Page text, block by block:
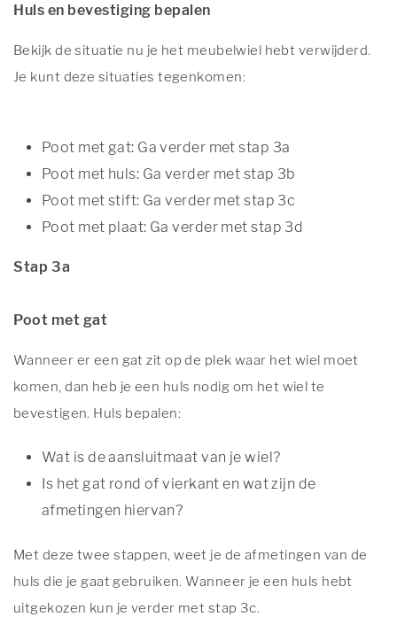
Huls en bevestiging bepalen
Bekijk de situatie nu je het meubelwiel hebt verwijderd.
Je kunt deze situaties tegenkomen:
Poot met gat: Ga verder met stap 3a
Poot met huls: Ga verder met stap 3b
Poot met stift: Ga verder met stap 3c
Poot met plaat: Ga verder met stap 3d
Stap 3a
Poot met gat
Wanneer er een gat zit op de plek waar het wiel moet
komen, dan heb je een huls nodig om het wiel te
bevestigen. Huls bepalen:
Wat is de aansluitmaat van je wiel?
Is het gat rond of vierkant en wat zijn de
afmetingen hiervan?
Met deze twee stappen, weet je de afmetingen van de
huls die je gaat gebruiken. Wanneer je een huls hebt
uitgekozen kun je verder met stap 3c.